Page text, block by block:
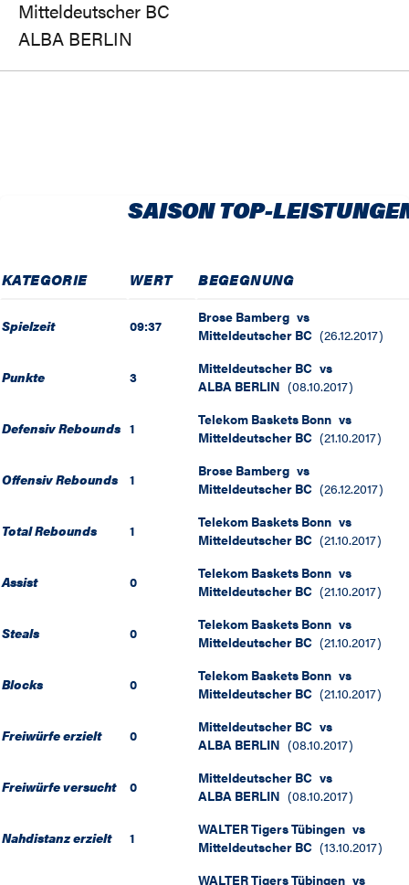
Mitteldeutscher BC
ALBA BERLIN
SAISON TOP-
KATEGORIE WERT BEGEGNUNG
Spielzeit 09:37 Brose Bamberg vs
Mitteldeutscher BC (26.12.2017)
Punkte 3 Mitteldeutscher BC vs
ALBA BERLIN (08.10.2017)
Defensiv Rebounds 1 Telekom Baskets Bonn vs
Mitteldeutscher BC (21.10.2017)
Offensiv Rebounds 1 Brose Bamberg vs
Mitteldeutscher BC (26.12.2017)
Total Rebounds 1 Telekom Baskets Bonn vs
Mitteldeutscher BC (21.10.2017)
Assist 0 Telekom Baskets Bonn vs
Mitteldeutscher BC (21.10.2017)
Steals 0 Telekom Baskets Bonn vs
Mitteldeutscher BC (21.10.2017)
Blocks 0 Telekom Baskets Bonn vs
Mitteldeutscher BC (21.10.2017)
Freiwürfe erzielt 0 Mitteldeutscher BC vs
ALBA BERLIN (08.10.2017)
Freiwürfe versucht 0 Mitteldeutscher BC vs
ALBA BERLIN (08.10.2017)
Nahdistanz erzielt 1 WALTER Tigers Tübingen vs
Mitteldeutscher BC (13.10.2017)
WALTER Tigers Tübingen vs